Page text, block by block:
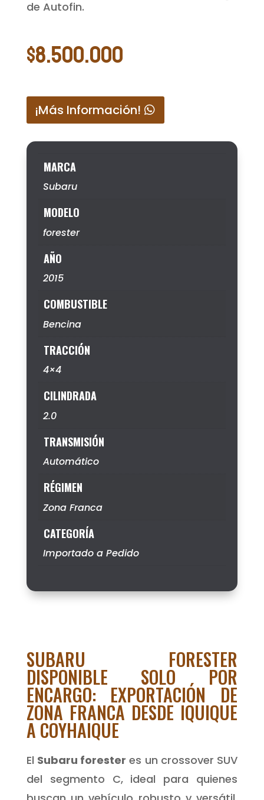
de Autofin.
$8.500.000
¡Más Información!
MARCA
Subaru
MODELO
forester
AÑO
2015
COMBUSTIBLE
Bencina
TRACCIÓN
4×4
CILINDRADA
2.0
TRANSMISIÓN
Automático
RÉGIMEN
Zona Franca
CATEGORÍA
Importado a Pedido
SUBARU FORESTER
DISPONIBLE SOLO POR
ENCARGO: EXPORTACIÓN DE
ZONA FRANCA DESDE IQUIQUE
A COYHAIQUE
El Subaru forester es un crossover SUV
del segmento C, ideal para quienes